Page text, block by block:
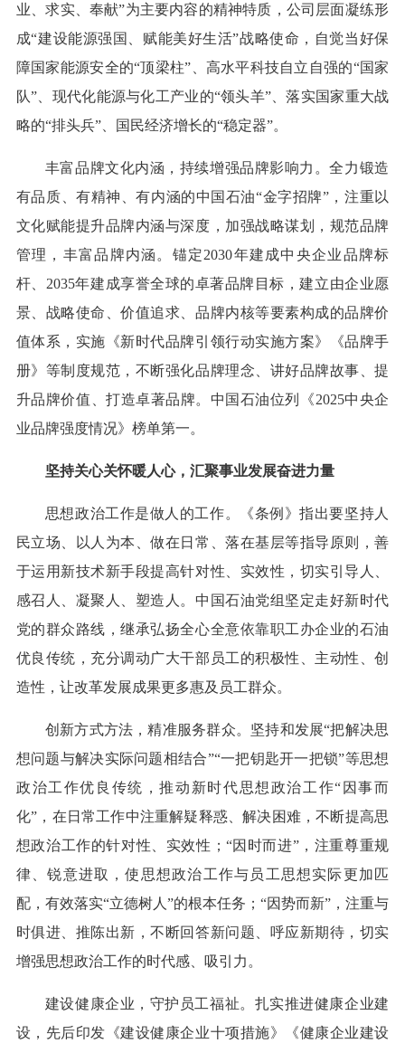
业、求实、奉献”为主要内容的精神特质，公司层面凝练形
成“建设能源强国、赋能美好生活”战略使命，自觉当好保
障国家能源安全的“顶梁柱”、高水平科技自立自强的“国家
队”、现代化能源与化工产业的“领头羊”、落实国家重大战
略的“排头兵”、国民经济增长的“稳定器”。
丰富品牌文化内涵，持续增强品牌影响力。全力锻造
有品质、有精神、有内涵的中国石油“金字招牌”，注重以
文化赋能提升品牌内涵与深度，加强战略谋划，规范品牌
管理，丰富品牌内涵。锚定2030年建成中央企业品牌标
杆、2035年建成享誉全球的卓著品牌目标，建立由企业愿
景、战略使命、价值追求、品牌内核等要素构成的品牌价
值体系，实施《新时代品牌引领行动实施方案》《品牌手
册》等制度规范，不断强化品牌理念、讲好品牌故事、提
升品牌价值、打造卓著品牌。中国石油位列《2025中央企
业品牌强度情况》榜单第一。
坚持关心关怀暖人心，汇聚事业发展奋进力量
思想政治工作是做人的工作。《条例》指出要坚持人
民立场、以人为本、做在日常、落在基层等指导原则，善
于运用新技术新手段提高针对性、实效性，切实引导人、
感召人、凝聚人、塑造人。中国石油党组坚定走好新时代
党的群众路线，继承弘扬全心全意依靠职工办企业的石油
优良传统，充分调动广大干部员工的积极性、主动性、创
造性，让改革发展成果更多惠及员工群众。
创新方式方法，精准服务群众。坚持和发展“把解决思
想问题与解决实际问题相结合”“一把钥匙开一把锁”等思想
政治工作优良传统，推动新时代思想政治工作“因事而
化”，在日常工作中注重解疑释惑、解决困难，不断提高思
想政治工作的针对性、实效性；“因时而进”，注重尊重规
律、锐意进取，使思想政治工作与员工思想实际更加匹
配，有效落实“立德树人”的根本任务；“因势而新”，注重与
时俱进、推陈出新，不断回答新问题、呼应新期待，切实
增强思想政治工作的时代感、吸引力。
建设健康企业，守护员工福祉。扎实推进健康企业建
设，先后印发《建设健康企业十项措施》《健康企业建设